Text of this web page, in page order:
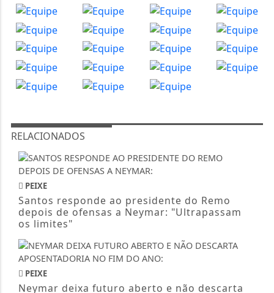
RELACIONADOS
PEIXE
Santos responde ao presidente do Remo
depois de ofensas a Neymar: "Ultrapassam
os limites"
PEIXE
Neymar deixa futuro aberto e não descarta